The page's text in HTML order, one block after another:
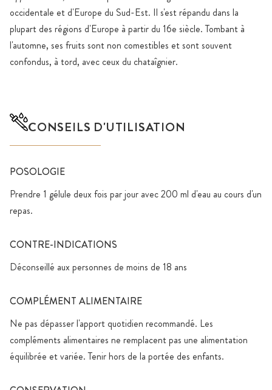
occidentale et d'Europe du Sud-Est. Il s'est répandu dans la
plupart des régions d'Europe à partir du 16e siècle. Tombant à
l'automne, ses fruits sont non comestibles et sont souvent
confondus, à tord, avec ceux du chataîgnier.
CONSEILS D'UTILISATION
POSOLOGIE
Prendre 1 gélule deux fois par jour avec 200 ml d'eau au cours d'un
repas.
CONTRE-INDICATIONS
Déconseillé aux personnes de moins de 18 ans
COMPLÉMENT ALIMENTAIRE
Ne pas dépasser l'apport quotidien recommandé. Les
compléments alimentaires ne remplacent pas une alimentation
équilibrée et variée. Tenir hors de la portée des enfants.